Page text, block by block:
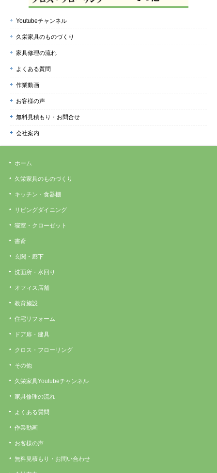
Youtubeチャンネル
久栄家具のものづくり
家具修理の流れ
よくある質問
作業動画
お客様の声
無料見積もり・お問合せ
会社案内
ホーム
久栄家具のものづくり
キッチン・食器棚
リビングダイニング
寝室・クローゼット
書斎
玄関・廊下
洗面所・水回り
オフィス店舗
教育施設
住宅リフォーム
ドア扉・建具
クロス・フローリング
その他
久栄家具Youtubeチャンネル
家具修理の流れ
よくある質問
作業動画
お客様の声
無料見積もり・お問い合わせ